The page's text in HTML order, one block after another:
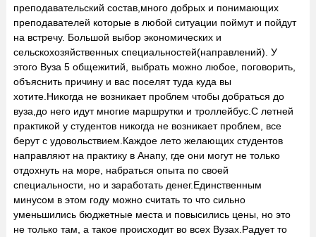
преподавательский состав,много добрых и понимающих
преподавателей которые в любой ситуации поймут и пойдут
на встречу. Большой выбор экономических и
сельскохозяйственных специальностей(направлений). У
этого Вуза 5 общежитий, выбрать можно любое, поговорить,
объяснить причину и вас поселят туда куда вы
хотите.Никогда не возникает проблем чтобы добраться до
вуза,до него идут многие маршрутки и троллейбус.С летней
практикой у студентов никогда не возникает проблем, все
берут с удовольствием.Каждое лето желающих студентов
направляют на практику в Анапу, где они могут не только
отдохнуть на море, набраться опыта по своей
специальности, но и заработать денег.Единственным
минусом в этом году можно считать то что сильно
уменьшились бюджетные места и повысились цены, но это
не только там, а такое происходит во всех Вузах.Радует то